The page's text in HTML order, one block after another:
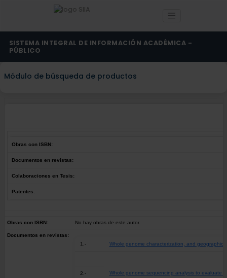
SISTEMA INTEGRAL DE INFORMACIÓN ACADÉMICA -
PÚBLICO
Módulo de búsqueda de productos
Obras con ISBN:
Documentos en revistas:
Colaboraciones en Tesis:
Patentes:
Obras con ISBN: No hay obras de este autor.
Documentos en revistas:
1.-
Whole genome characterization, and
2.- Whole genome sequencing analysis to evaluate